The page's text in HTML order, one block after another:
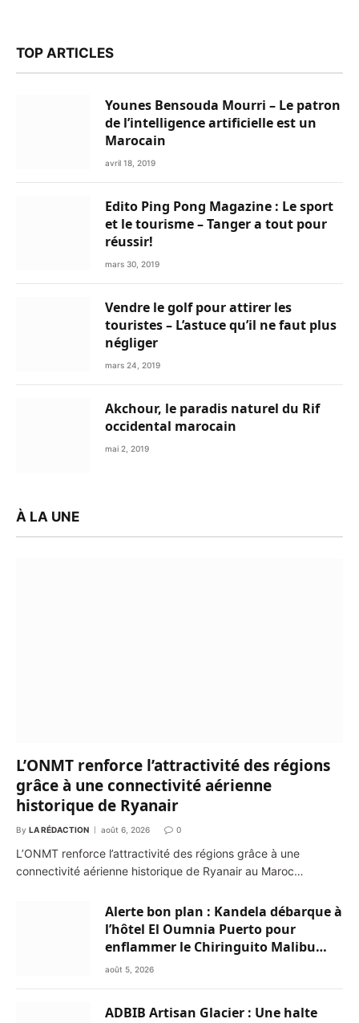
TOP ARTICLES
Younes Bensouda Mourri – Le patron
de l’intelligence artificielle est un
Marocain
avril 18, 2019
Edito Ping Pong Magazine : Le sport
et le tourisme – Tanger a tout pour
réussir!
mars 30, 2019
Vendre le golf pour attirer les
touristes – L’astuce qu’il ne faut plus
négliger
mars 24, 2019
Akchour, le paradis naturel du Rif
occidental marocain
mai 2, 2019
À LA UNE
L’ONMT renforce l’attractivité des régions
grâce à une connectivité aérienne
historique de Ryanair
By LA RÉDACTION août 6, 2026 0
L’ONMT renforce l’attractivité des régions grâce à une
connectivité aérienne historique de Ryanair au Maroc…
Alerte bon plan : Kandela débarque à
l’hôtel El Oumnia Puerto pour
enflammer le Chiringuito Malibu
Club
août 5, 2026
ADBIB Artisan Glacier : Une halte